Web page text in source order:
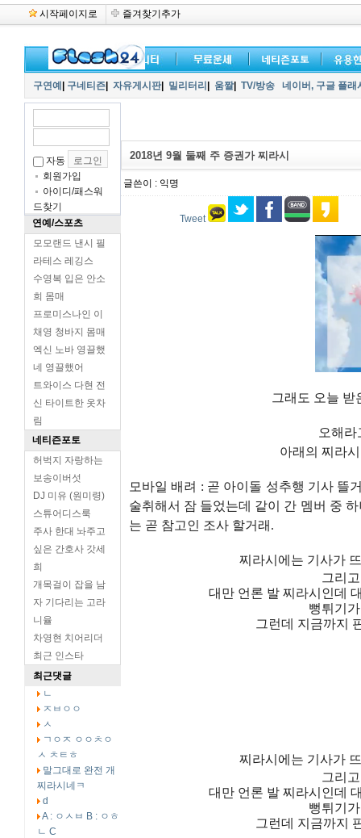
시작페이지로 즐겨찾기추가
구연예 구네티즌 자유게시판| 밀리터리 움짤| TV/방송 네이버, 구글 플
자동
회원가입
아이디/패스워
드찾기
연예/스포츠
모모랜드 낸시 필
라테스 레깅스
수영복 입은 안소
희 몸매
프로미스나인 이
채영 청바지 몸매
엑신 노바 영끌했
네 영끌했어
트와이스 다현 전
신 타이트한 옷차
림
네티즌포토
허벅지 자랑하는
보송이버섯
DJ 미유 (원미령)
스튜어디스룩
주사 한대 놔주고
싶은 간호사 갓세
희
개목걸이 잡을 남
자 기다리는 고라
니율
차영현 치어리더
최근 인스타
최근댓글
ㄴ
ㅈㅂㅇㅇ
ㅅ
ㄱㅇㅈ ㅇㅇㅊㅇ
ㅅ ㅊㅌㅎ
말그대로 완전 개
찌라시네ㅋ
d
A : ㅇㅅㅂ B : ㅇㅎ
ㄴ C
2018년 9월 둘째 주 증권가 찌라시
글쓴이 : 익명
Tweet
그래도 오늘
오해라
아래의 찌라
모바일 배려 : 곧 아이돌 성추행 기사 뜰
술취해서 잠 들었는데 같이 간 멤버 중
는 곧 참고인 조사 할거래.
찌라시에는 기사가
그리
대만 언론 발 찌라시인데
뻥튀기
그런데 지금까지
찌라시에는 기사가
그리
대만 언론 발 찌라시인데
뻥튀기
그런데 지금까지